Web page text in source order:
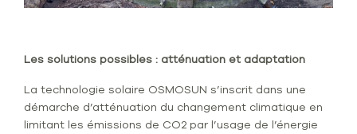
Les solutions possibles : atténuation et adaptation
La technologie solaire OSMOSUN s’inscrit dans une
démarche d’atténuation du changement climatique en
limitant les émissions de CO2 par l’usage de l’énergie